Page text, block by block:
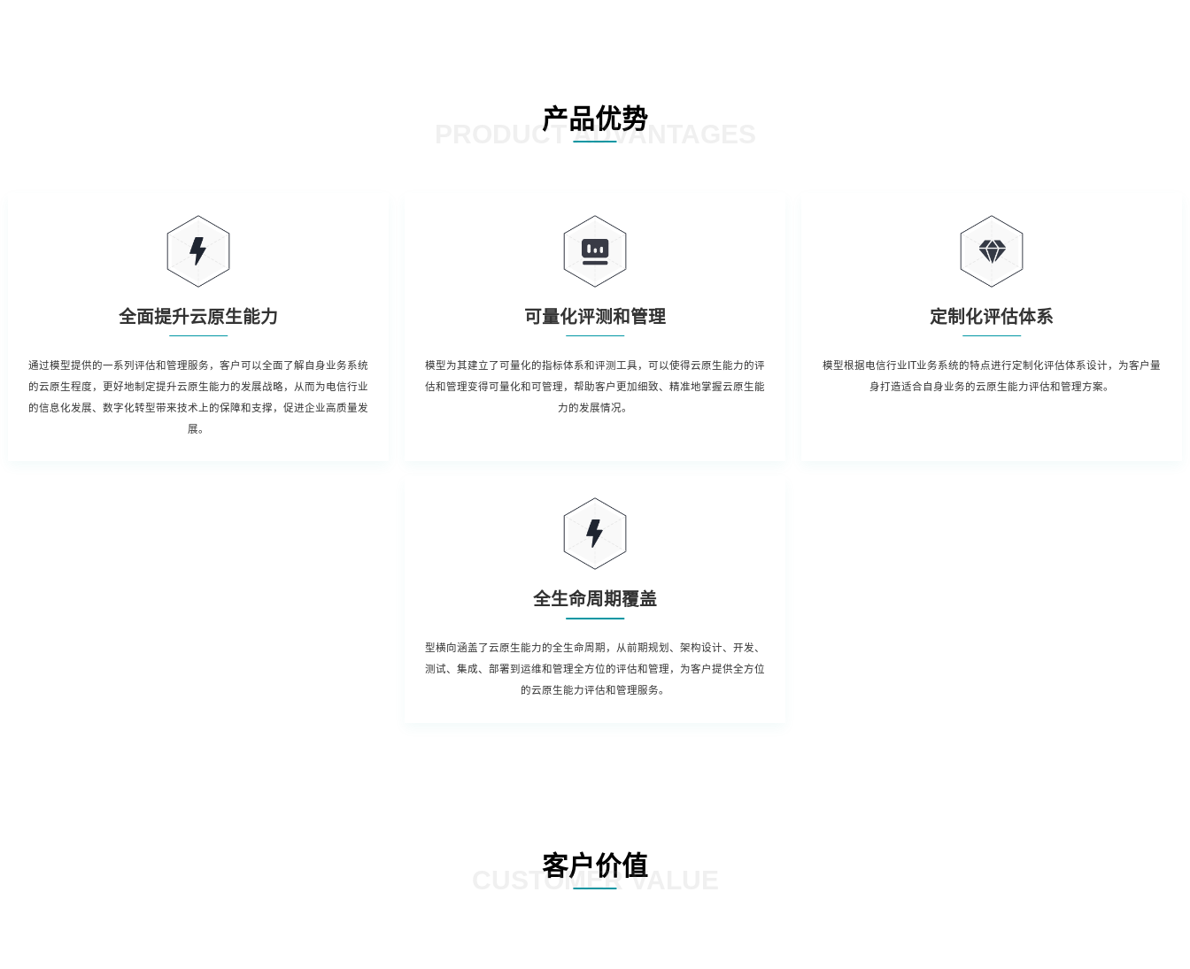
产品优势
PRODUCT ADVANTAGES
全面提升云原生能力
通过模型提供的一系列评估和管理服务，客户可以全面了解自身业务系统
的云原生程度，更好地制定提升云原生能力的发展战略，从而为电信行业
的信息化发展、数字化转型带来技术上的保障和支撑，促进企业高质量发
展。
可量化评测和管理
模型为其建立了可量化的指标体系和评测工具，可以使得云原生能力的评
估和管理变得可量化和可管理，帮助客户更加细致、精准地掌握云原生能
力的发展情况。
定制化评估体系
模型根据电信行业IT业务系统的特点进行定制化评估体系设计，为客户量
身打造适合自身业务的云原生能力评估和管理方案。
全生命周期覆盖
型横向涵盖了云原生能力的全生命周期，从前期规划、架构设计、开发、
测试、集成、部署到运维和管理全方位的评估和管理，为客户提供全方位
的云原生能力评估和管理服务。
客户价值
CUSTOMER VALUE